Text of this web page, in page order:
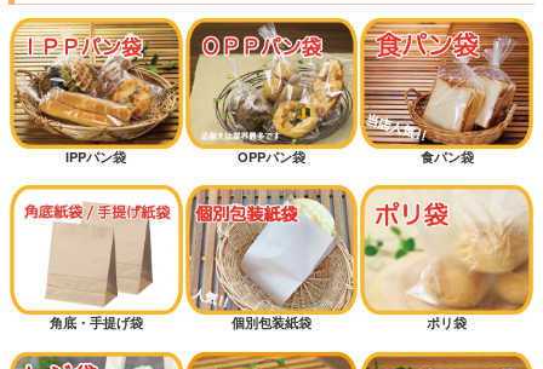
IPPパン袋 OPPパン袋 食パン袋
角底・手提げ袋 個別包装紙袋 ポリ袋